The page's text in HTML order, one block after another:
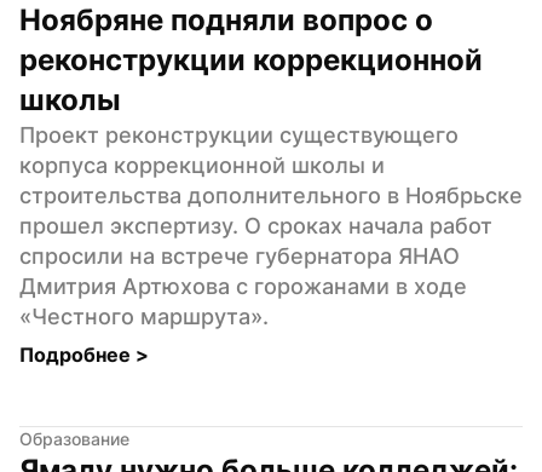
Ноябряне подняли вопрос о
реконструкции коррекционной
школы
Проект реконструкции существующего
корпуса коррекционной школы и
строительства дополнительного в Ноябрьске
прошел экспертизу. О сроках начала работ
спросили на встрече губернатора ЯНАО
Дмитрия Артюхова с горожанами в ходе
«Честного маршрута».
Подробнее >
Образование